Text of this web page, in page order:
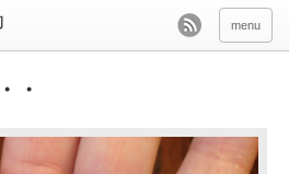
menu
・